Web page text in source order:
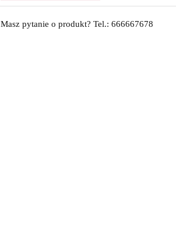
Masz pytanie o produkt? Tel.: 666667678